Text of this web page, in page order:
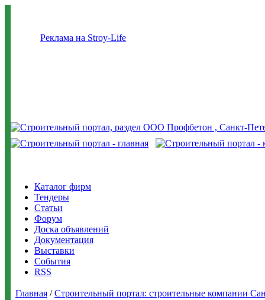
Реклама на Stroy-Life
Каталог фирм
Тендеры
Статьи
Форум
Доска объявлений
Документация
Выставки
События
RSS
Главная /Строительный портал: строительные компании